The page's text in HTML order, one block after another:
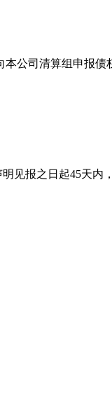
公司清算组申报
见报之日起45天内